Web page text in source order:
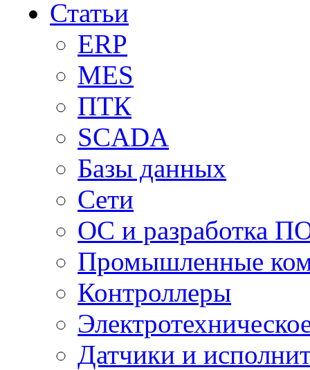
Статьи
ERP
MES
ПТК
SCADA
Базы данных
Сети
ОС и разработка
Промышленные
Контроллеры
Датчики и